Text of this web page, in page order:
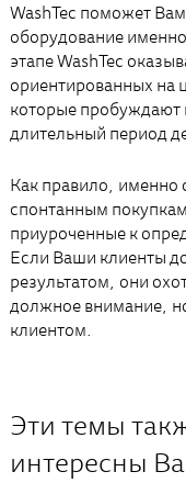
WashTec поможет
оборудование
этапе WashTec
ориентированных на
которые пробуждают
длительный период
Как правило, именно
спонтанным
приуроченные к
Если Ваши клиенты
результатом, они
должное внимание,
клиентом.
Эти темы
интересны